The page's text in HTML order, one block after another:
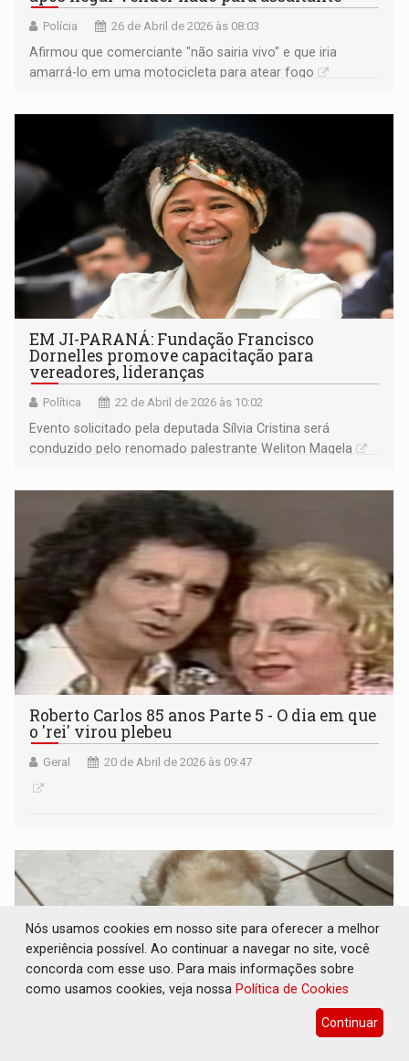
Polícia 26 de Abril de 2026 às 08:03
Afirmou que comerciante "não sairia vivo" e que iria
amarrá-lo em uma motocicleta para atear fogo
EM JI-PARANÁ: Fundação Francisco
Dornelles promove capacitação para
vereadores, lideranças
Política 22 de Abril de 2026 às 10:02
Evento solicitado pela deputada Sílvia Cristina será
conduzido pelo renomado palestrante Weliton Magela
Roberto Carlos 85 anos Parte 5 - O dia em que
o 'rei' virou plebeu
Geral 20 de Abril de 2026 às 09:47
Nós usamos cookies em nosso site para oferecer a melhor
experiência possível. Ao continuar a navegar no site, você
concorda com esse uso. Para mais informações sobre
como usamos cookies, veja nossa Política de Cookies
Continuar